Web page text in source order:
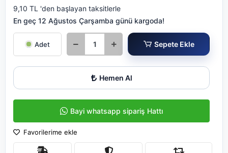
9,10 TL 'den başlayan taksitlerle
En geç 12 Ağustos Çarşamba günü kargoda!
Adet Sepete Ekle
Hemen Al
Bayi whatsapp sipariş Hattı
Favorilerime ekle